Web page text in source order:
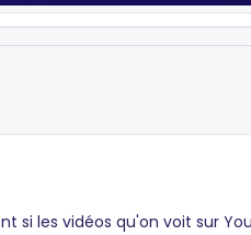
si les vidéos qu'on voit sur